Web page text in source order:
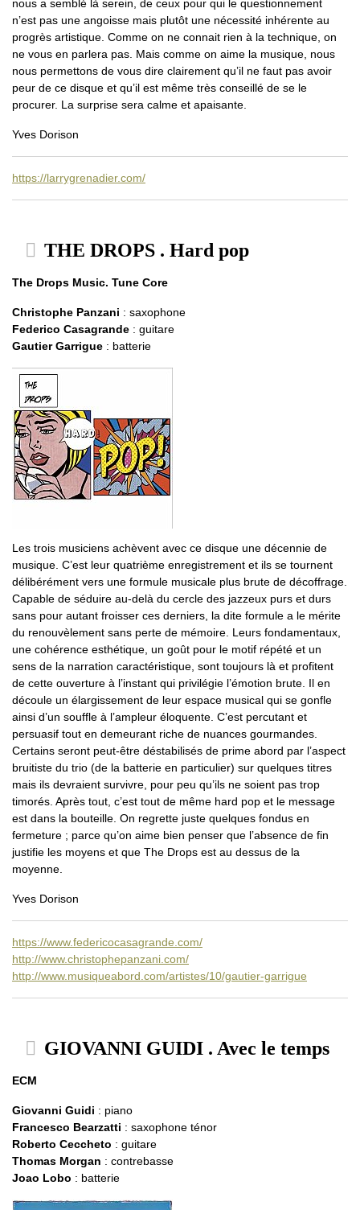
nous a semblé là serein, de ceux pour qui le questionnement
n’est pas une angoisse mais plutôt une nécessité inhérente au
progrès artistique. Comme on ne connait rien à la technique, on
ne vous en parlera pas. Mais comme on aime la musique, nous
nous permettons de vous dire clairement qu’il ne faut pas avoir
peur de ce disque et qu’il est même très conseillé de se le
procurer. La surprise sera calme et apaisante.
Yves Dorison
https://larrygrenadier.com/
THE DROPS . Hard pop
The Drops Music. Tune Core
Christophe Panzani : saxophone
Federico Casagrande : guitare
Gautier Garrigue : batterie
Les trois musiciens achèvent avec ce disque une décennie de
musique. C’est leur quatrième enregistrement et ils se tournent
délibérément vers une formule musicale plus brute de décoffrage.
Capable de séduire au-delà du cercle des jazzeux purs et durs
sans pour autant froisser ces derniers, la dite formule a le mérite
du renouvèlement sans perte de mémoire. Leurs fondamentaux,
une cohérence esthétique, un goût pour le motif répété et un
sens de la narration caractéristique, sont toujours là et profitent
de cette ouverture à l’instant qui privilégie l’émotion brute. Il en
découle un élargissement de leur espace musical qui se gonfle
ainsi d’un souffle à l’ampleur éloquente. C’est percutant et
persuasif tout en demeurant riche de nuances gourmandes.
Certains seront peut-être déstabilisés de prime abord par l’aspect
bruitiste du trio (de la batterie en particulier) sur quelques titres
mais ils devraient survivre, pour peu qu’ils ne soient pas trop
timorés. Après tout, c’est tout de même hard pop et le message
est dans la bouteille. On regrette juste quelques fondus en
fermeture ; parce qu’on aime bien penser que l’absence de fin
justifie les moyens et que The Drops est au dessus de la
moyenne.
Yves Dorison
https://www.federicocasagrande.com/
http://www.christophepanzani.com/
http://www.musiqueabord.com/artistes/10/gautier-garrigue
GIOVANNI GUIDI . Avec le temps
ECM
Giovanni Guidi : piano
Francesco Bearzatti : saxophone ténor
Roberto Ceccheto : guitare
Thomas Morgan : contrebasse
Joao Lobo : batterie